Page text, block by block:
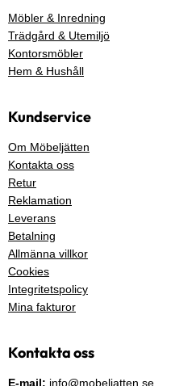
Möbler & Inredning
Trädgård & Utemiljö
Kontorsmöbler
Hem & Hushåll
Kundservice
Om Möbeljätten
Kontakta oss
Retur
Reklamation
Leverans
Betalning
Allmänna villkor
Cookies
Integritetspolicy
Mina fakturor
Kontakta oss
E-mail: info@mobeljatten.se